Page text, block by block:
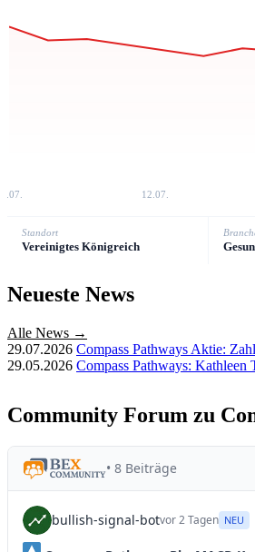
12.07.
Standort
Vereinigtes Königreich
Neueste News
Alle News →
29.07.2026 Compass Pathways Aktie:
29.05.2026 Compass Pathways:
Community Forum zu